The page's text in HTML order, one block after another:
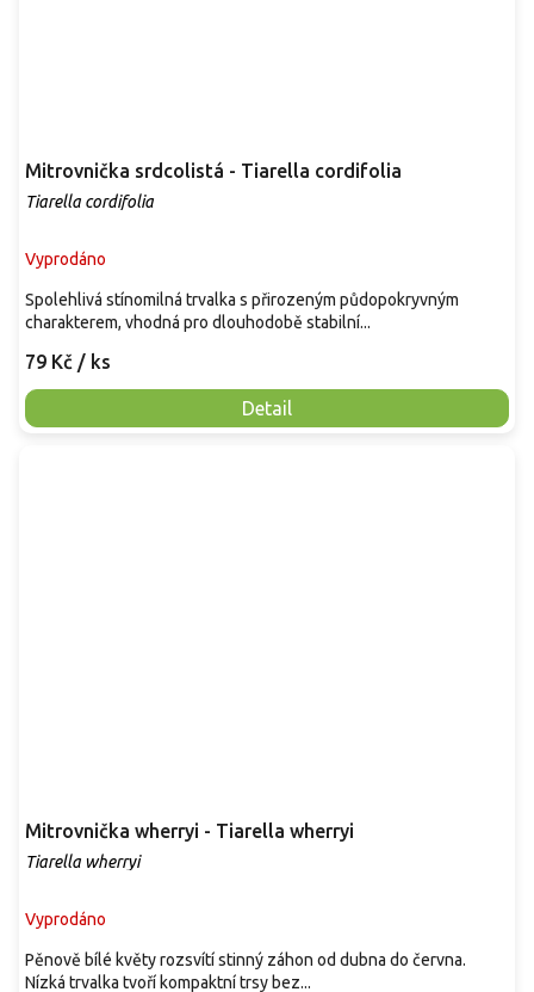
Mitrovnička srdcolistá - Tiarella cordifolia
Tiarella cordifolia
Vyprodáno
79 Kč / ks
Detail
Spolehlivá stínomilná trvalka s přirozeným půdopokryvným
charakterem, vhodná pro dlouhodobě stabilní...
Mitrovnička wherryi - Tiarella wherryi
Tiarella wherryi
Vyprodáno
Pěnově bílé květy rozsvítí stinný záhon od dubna do června.
Nízká trvalka tvoří kompaktní trsy bez...